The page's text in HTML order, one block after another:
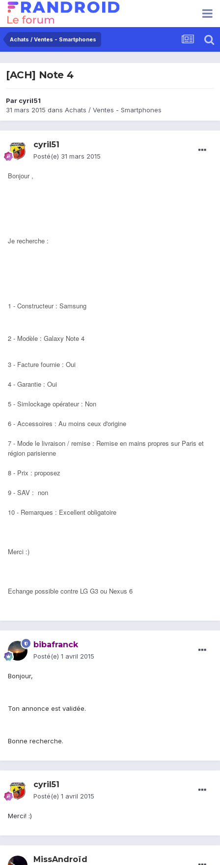
Achats / Ventes - Smartphones
[ACH] Note 4
Par cyril51
31 mars 2015 dans Achats / Ventes - Smartphones
cyril51
Posté(e) 31 mars 2015
Bonjour ,
Je recherche :
1 - Constructeur : Samsung
2 - Modèle : Galaxy Note 4
3 - Facture fournie : Oui
4 - Garantie : Oui
5 - Simlockage opérateur : Non
6 - Accessoires : Au moins ceux d'origine
7 - Mode le livraison / remise : Remise en mains propres sur Paris et
région parisienne
8 - Prix : proposez
9 - SAV : non
10 - Remarques : Excellent obligatoire
Merci :)
Echange possible contre LG G3 ou Nexus 6
bibafranck
Posté(e) 1 avril 2015
Bonjour,
Ton annonce est validée.
Bonne recherche.
cyril51
Posté(e) 1 avril 2015
Merci! :)
MissAndroïd